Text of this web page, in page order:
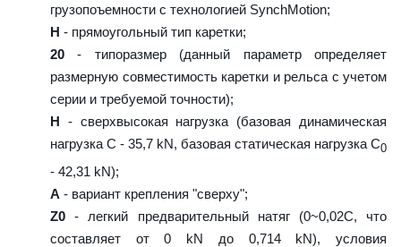
грузопоъемности с технологией SynchMotion;
H - прямоугольный тип каретки;
20 - типоразмер (данный параметр определяет
размерную совместимость каретки и рельса с учетом
серии и требуемой точности);
H - сверхвысокая нагрузка (базовая динамическая
нагрузка C - 35,7 kN, базовая статическая нагрузка С0
- 42,31 kN);
A - вариант крепления "сверху";
Z0 - легкий предварительный натяг (0~0,02C, что
составляет от 0 kN до 0,714 kN), условия